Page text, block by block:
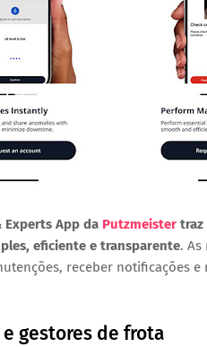
Experts App da Putzmeister traz
eficiente e transparente.
receber notificações
gestores de frota